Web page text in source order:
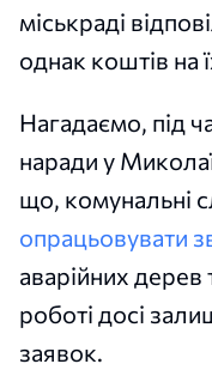
міськраді
однак коштів на
Нагадаємо, під
наради у
що, комунальні
опрацьовувати
аварійних дерев
роботі досі
заявок.